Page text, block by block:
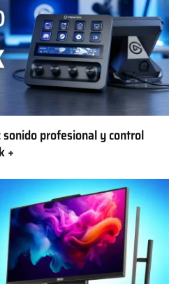
sonido profesional y control
+